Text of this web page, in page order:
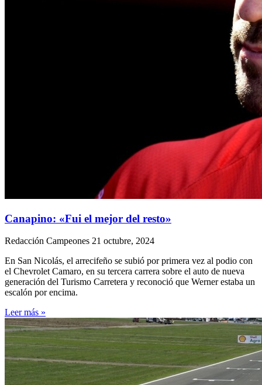
Canapino: «Fui el mejor del resto»
Redacción Campeones 21 octubre, 2024
En San Nicolás, el arrecifeño se subió por primera vez al podio con
el Chevrolet Camaro, en su tercera carrera sobre el auto de nueva
generación del Turismo Carretera y reconoció que Werner estaba un
escalón por encima.
Leer más »